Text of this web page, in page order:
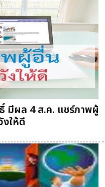
มีผล 4 ส.ค. แชร์ภาพผู้
งให้ดี